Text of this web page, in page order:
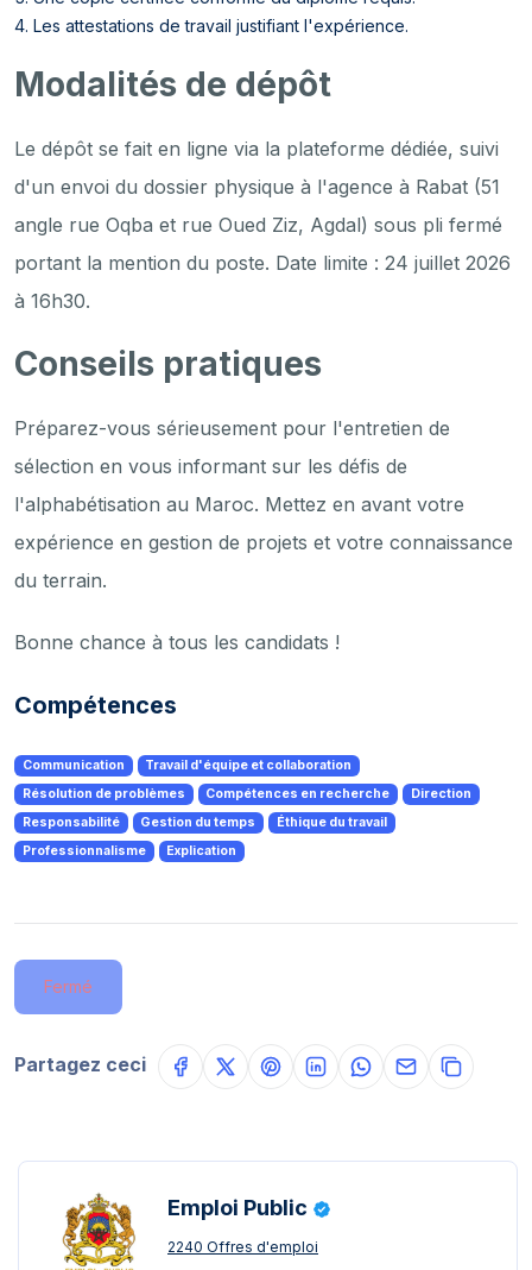
Les attestations de travail justifiant l'expérience.
Modalités de dépôt
Le dépôt se fait en ligne via la plateforme dédiée, suivi
d'un envoi du dossier physique à l'agence à Rabat (51
angle rue Oqba et rue Oued Ziz, Agdal) sous pli fermé
portant la mention du poste. Date limite : 24 juillet 2026
à 16h30.
Conseils pratiques
Préparez-vous sérieusement pour l'entretien de
sélection en vous informant sur les défis de
l'alphabétisation au Maroc. Mettez en avant votre
expérience en gestion de projets et votre connaissance
du terrain.
Bonne chance à tous les candidats !
Compétences
Communication
Travail d'équipe et collaboration
Résolution de problèmes
Compétences en recherche
Direction
Responsabilité
Gestion du temps
Éthique du travail
Professionnalisme
Explication
Fermé
Partagez ceci
Emploi Public
2240 Offres d'emploi